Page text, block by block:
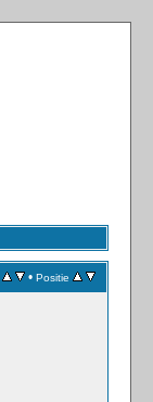
• Positie